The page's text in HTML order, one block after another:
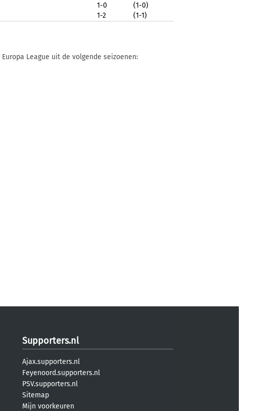
1-0
(1-0)
1-2 (1-1)
League uit de volgende seizoenen:
Supporters.nl
Ajax.supporters.nl
Feyenoord.supporters.nl
PSV.supporters.nl
Sitemap
Mijn voorkeuren